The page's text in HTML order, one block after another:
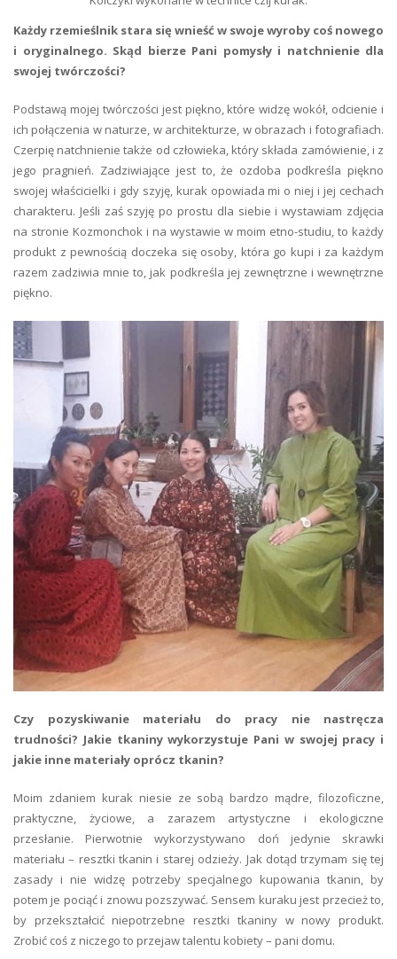
Każdy rzemieślnik stara się wnieść w swoje wyroby coś nowego
i oryginalnego. Skąd bierze Pani pomysły i natchnienie dla
swojej twórczości?
Podstawą mojej twórczości jest piękno, które widzę wokół, odcienie i
ich połączenia w naturze, w architekturze, w obrazach i fotografiach.
Czerpię natchnienie także od człowieka, który składa zamówienie, i z
jego pragnień. Zadziwiające jest to, że ozdoba podkreśla piękno
swojej właścicielki i gdy szyję, kurak opowiada mi o niej i jej cechach
charakteru. Jeśli zaś szyję po prostu dla siebie i wystawiam zdjęcia
na stronie Kozmonchok i na wystawie w moim etno-studiu, to każdy
produkt z pewnością doczeka się osoby, która go kupi i za każdym
razem zadziwia mnie to, jak podkreśla jej zewnętrzne i wewnętrzne
piękno.
Czy pozyskiwanie materiału do pracy nie nastręcza
trudności? Jakie tkaniny wykorzystuje Pani w swojej pracy i
jakie inne materiały oprócz tkanin?
Moim zdaniem kurak niesie ze sobą bardzo mądre, filozoficzne,
praktyczne, życiowe, a zarazem artystyczne i ekologiczne
przesłanie. Pierwotnie wykorzystywano doń jedynie skrawki
materiału – resztki tkanin i starej odzieży. Jak dotąd trzymam się tej
zasady i nie widzę potrzeby specjalnego kupowania tkanin, by
potem je pociąć i znowu pozszywać. Sensem kuraku jest przecież to,
by przekształcić niepotrzebne resztki tkaniny w nowy produkt.
Zrobić coś z niczego to przejaw talentu kobiety – pani domu.